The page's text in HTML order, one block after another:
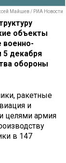
Майшев / РИА Новости
объекты
военно-
декабря
обороны
ракетные
и
целями армия
в 147